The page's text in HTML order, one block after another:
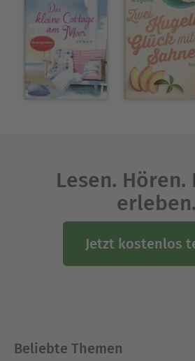
Kürbis verwandelt und
Der Roman umfasst ca. 230
Über die Autorin
Amelie Winter schreibt
Romane mit liebenswerten
Lesen. Hören.
erleben.
Jetzt kostenlos
Beliebte Themen